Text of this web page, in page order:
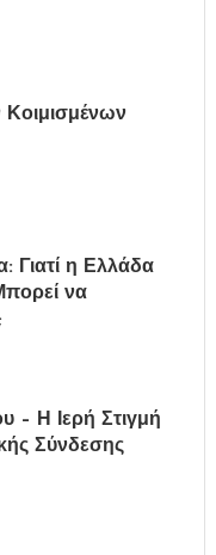
Γιατί η Ελλάδα
να
– Η Ιερή Στιγμή
Σύνδεσης